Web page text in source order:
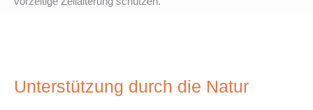
Unterstützung durch die Natur